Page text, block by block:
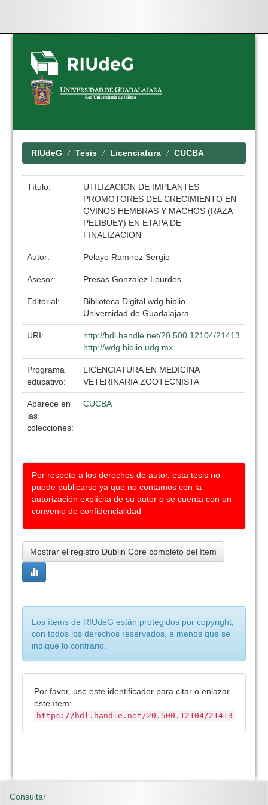
Skip
navigation
RIUdeG Tesis Licenciatura CUCBA
Título:
UTILIZACION DE IMPLANTES
PROMOTORES DEL CRECIMIENTO EN
OVINOS HEMBRAS Y MACHOS (RAZA
PELIBUEY) EN ETAPA DE
FINALIZACION
Autor: Pelayo Ramirez Sergio
Asesor: Presas Gonzalez Lourdes
Editorial:
Biblioteca Digital wdg.biblio
Universidad de Guadalajara
URI:
http://hdl.handle.net/20.500.12104/21413
http://wdg.biblio.udg.mx
Programa
educativo:
LICENCIATURA EN MEDICINA
VETERINARIA ZOOTECNISTA
Aparece en
las
colecciones:
CUCBA
Por respeto a los derechos de autor, esta tesis no
puede publicarse ya que no contamos con la
autorización explícita de su autor o se cuenta con un
convenio de confidencialidad
Mostrar el registro Dublin Core completo del ítem
Los ítems de RIUdeG están protegidos por copyright,
con todos los derechos reservados, a menos que se
indique lo contrario.
Por favor, use este identificador para citar o enlazar
este ítem:
https://hdl.handle.net/20.500.12104/21413
Consultar